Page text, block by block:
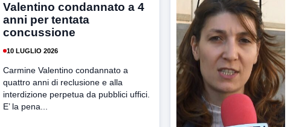
Valentino condannato a 4
anni per tentata
concussione
10 LUGLIO 2026
Carmine Valentino condannato a
quattro anni di reclusione e alla
interdizione perpetua da pubblici uffici.
E’ la pena...